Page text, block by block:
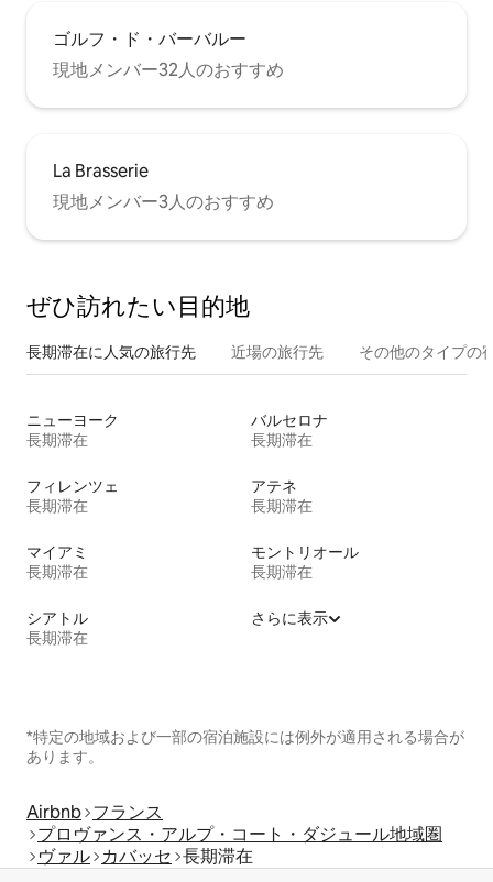
ゴルフ・ド・バーバルー
現地メンバー32人のおすすめ
La Brasserie
現地メンバー3人のおすすめ
ぜひ訪⁠れ⁠た⁠い目⁠的⁠地
長期滞在に人気の旅行先 近場の旅行先 その他のタ⁠イ⁠プ⁠の
ニューヨーク
長期滞在
バルセロナ
長期滞在
フィレンツェ
長期滞在
アテネ
長期滞在
マイアミ
長期滞在
モントリオール
長期滞在
シアトル
長期滞在
さらに表示
*特定の地域および一部の宿泊施設には例外が適用される場合が
あります。
Airbnb フランス
プロヴァンス・アルプ・コート・ダジュール地域圏
ヴァル カバッセ 長期滞在